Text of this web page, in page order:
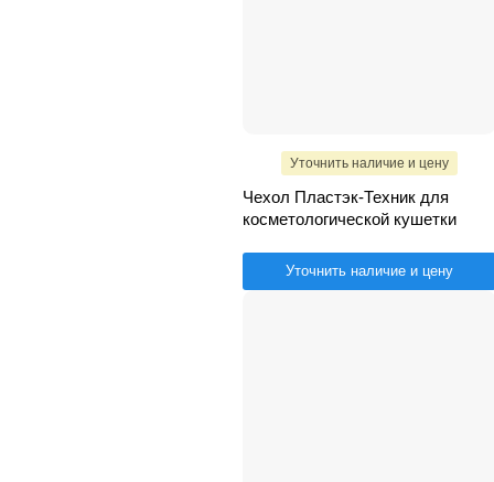
Уточнить наличие и цену
Чехол Пластэк-Техник для
косметологической кушетки
Уточнить наличие и цену